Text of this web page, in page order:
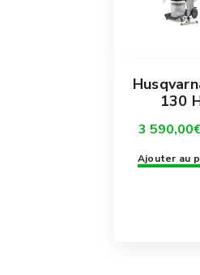
130
3 590,00
Ajouter au